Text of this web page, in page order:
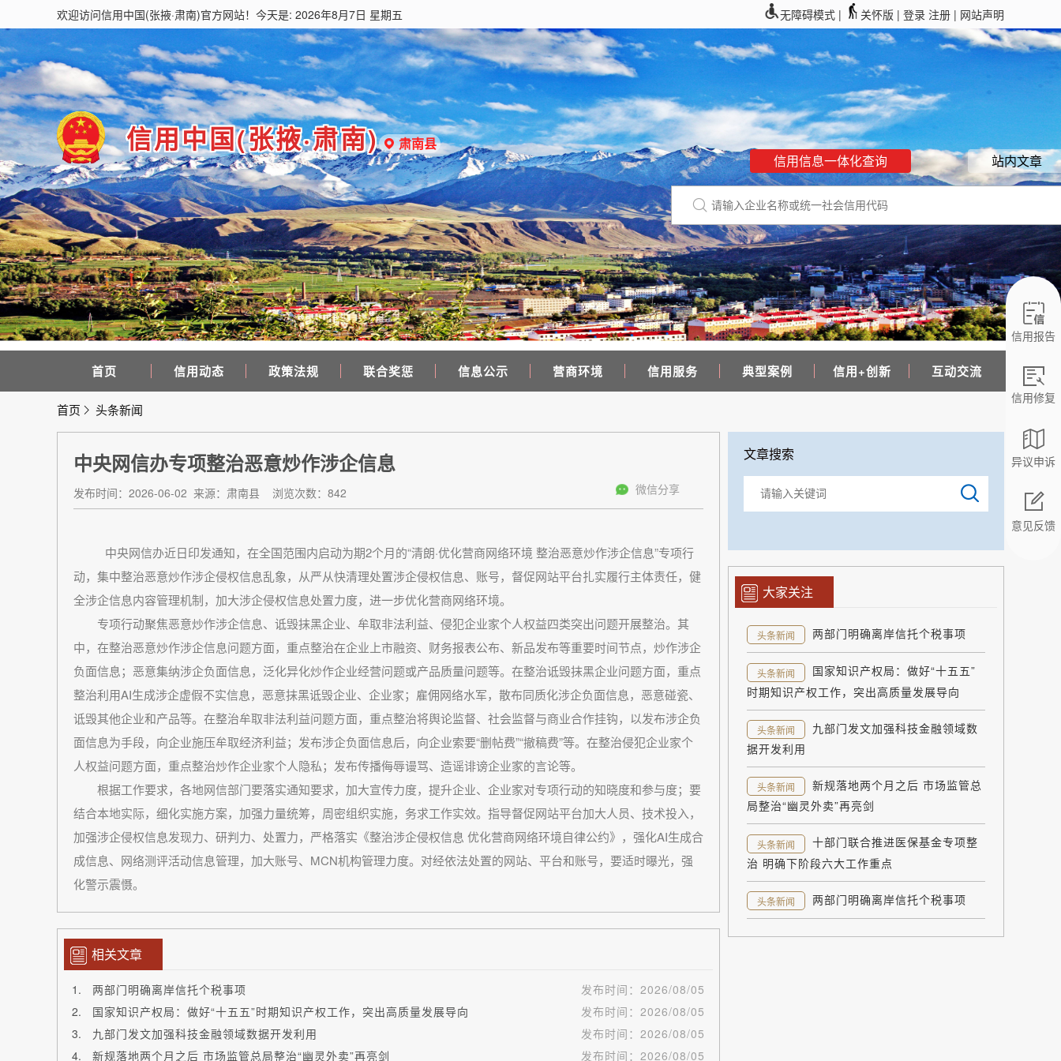
欢迎访问信用中国(张掖·肃南)官方网站！今天是: 2026年8月7日 星期五 无障碍模式 | 关怀版 | 登录 注册 | 网站声明
信用中国(张掖·肃南)
肃南县
信用信息一体化查询
站内文章
首页 信用动态 政策法规 联合奖惩 信息公示 营商环境 信用服务 典型案例 信用+创新 互动交流
首页 头条新闻
中央网信办专项整治恶意炒作涉企信息
发布时间：2026-06-02 来源：肃南县 浏览次数：842 微信分享
中央网信办近日印发通知，在全国范围内启动为期2个月的“清朗·优化营商网络环境 整治恶意炒作涉企信息”专项行
动，集中整治恶意炒作涉企侵权信息乱象，从严从快清理处置涉企侵权信息、账号，督促网站平台扎实履行主体责任，健
全涉企信息内容管理机制，加大涉企侵权信息处置力度，进一步优化营商网络环境。
专项行动聚焦恶意炒作涉企信息、诋毁抹黑企业、牟取非法利益、侵犯企业家个人权益四类突出问题开展整治。其
中，在整治恶意炒作涉企信息问题方面，重点整治在企业上市融资、财务报表公布、新品发布等重要时间节点，炒作涉企
负面信息；恶意集纳涉企负面信息，泛化异化炒作企业经营问题或产品质量问题等。在整治诋毁抹黑企业问题方面，重点
整治利用AI生成涉企虚假不实信息，恶意抹黑诋毁企业、企业家；雇佣网络水军，散布同质化涉企负面信息，恶意碰瓷、
诋毁其他企业和产品等。在整治牟取非法利益问题方面，重点整治将舆论监督、社会监督与商业合作挂钩，以发布涉企负
面信息为手段，向企业施压牟取经济利益；发布涉企负面信息后，向企业索要“删帖费”“撤稿费”等。在整治侵犯企业家个
人权益问题方面，重点整治炒作企业家个人隐私；发布传播侮辱谩骂、造谣诽谤企业家的言论等。
根据工作要求，各地网信部门要落实通知要求，加大宣传力度，提升企业、企业家对专项行动的知晓度和参与度；要
结合本地实际，细化实施方案，加强力量统筹，周密组织实施，务求工作实效。指导督促网站平台加大人员、技术投入，
加强涉企侵权信息发现力、研判力、处置力，严格落实《整治涉企侵权信息 优化营商网络环境自律公约》，强化AI生成合
成信息、网络测评活动信息管理，加大账号、MCN机构管理力度。对经依法处置的网站、平台和账号，要适时曝光，强
化警示震慑。
相关文章
两部门明确离岸信托个税事项 发布时间： 2026/08/05
国家知识产权局：做好“十五五”时期知识产权工作，突出高质量发展导向
发布时间： 2026/08/05
九部门发文加强科技金融领域数据开发利用
发布时间： 2026/08/05
新规落地两个月之后 市场监管总局整治“幽灵外卖”再亮剑
发布时间： 2026/08/05
文章搜索
大家关注
头条新闻 两部门明确离岸信托个税事项
头条新闻
国家知识产权局：做好“十五五”
时期知识产权工作，突出高质量发展导向
头条新闻
九部门发文加强科技金融领域数
据开发利用
头条新闻
新规落地两个月之后 市场监管总
局整治“幽灵外卖”再亮剑
头条新闻
十部门联合推进医保基金专项整
治 明确下阶段六大工作重点
头条新闻 两部门明确离岸信托个税事项
信用报告
信用修复
异议申诉
意见反馈